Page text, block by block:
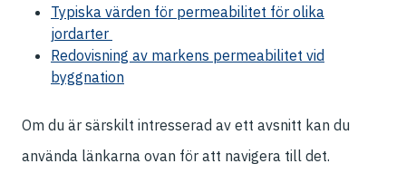
Typiska värden för permeabilitet för olika
jordarter
Redovisning av markens permeabilitet vid
byggnation
Om du är särskilt intresserad av ett avsnitt kan du
använda länkarna ovan för att navigera till det.